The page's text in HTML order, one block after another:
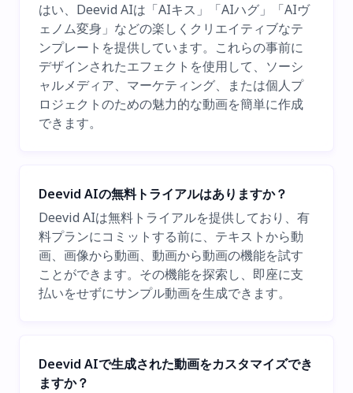
はい、Deevid AIは「AIキス」「AIハグ」「AIヴ
ェノム変身」などの楽しくクリエイティブなテ
ンプレートを提供しています。これらの事前に
デザインされたエフェクトを使用して、ソーシ
ャルメディア、マーケティング、または個人プ
ロジェクトのための魅力的な動画を簡単に作成
できます。
Deevid AIの無料トライアルはありますか？
Deevid AIは無料トライアルを提供しており、有
料プランにコミットする前に、テキストから動
画、画像から動画、動画から動画の機能を試す
ことができます。その機能を探索し、即座に支
払いをせずにサンプル動画を生成できます。
Deevid AIで生成された動画をカスタマイズでき
ますか？